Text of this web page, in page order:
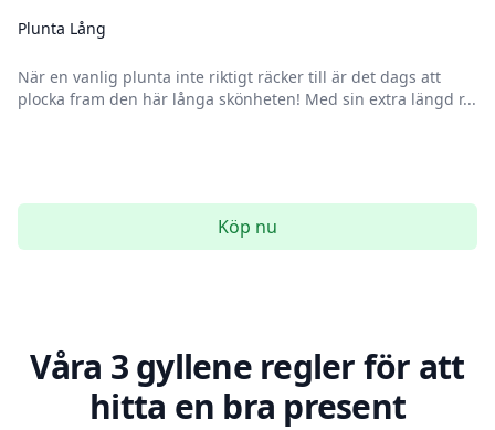
Plunta Lång
När en vanlig plunta inte riktigt räcker till är det dags att
plocka fram den här långa skönheten! Med sin extra längd r...
Köp nu
Våra 3 gyllene regler för att
hitta en bra present